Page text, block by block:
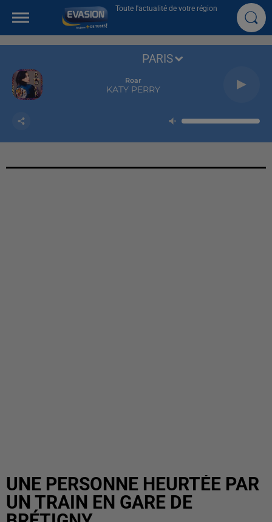
Toute l'actualité de votre région
Roar
KATY PERRY
PARIS
UNE PERSONNE HEURTÉE PAR
UN TRAIN EN GARE DE